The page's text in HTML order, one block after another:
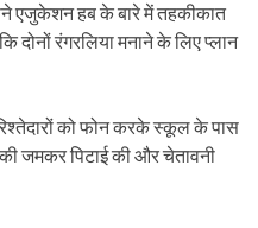
एजुकेशन हब के बारे में तहकीकात
दोनों रंगरलिया मनाने के लिए प्लान
को फोन करके स्कूल के पास
जमकर पिटाई की और चेतावनी